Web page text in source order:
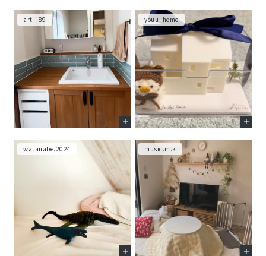
art_j89 youu_home
watanabe.2024 music.m.k